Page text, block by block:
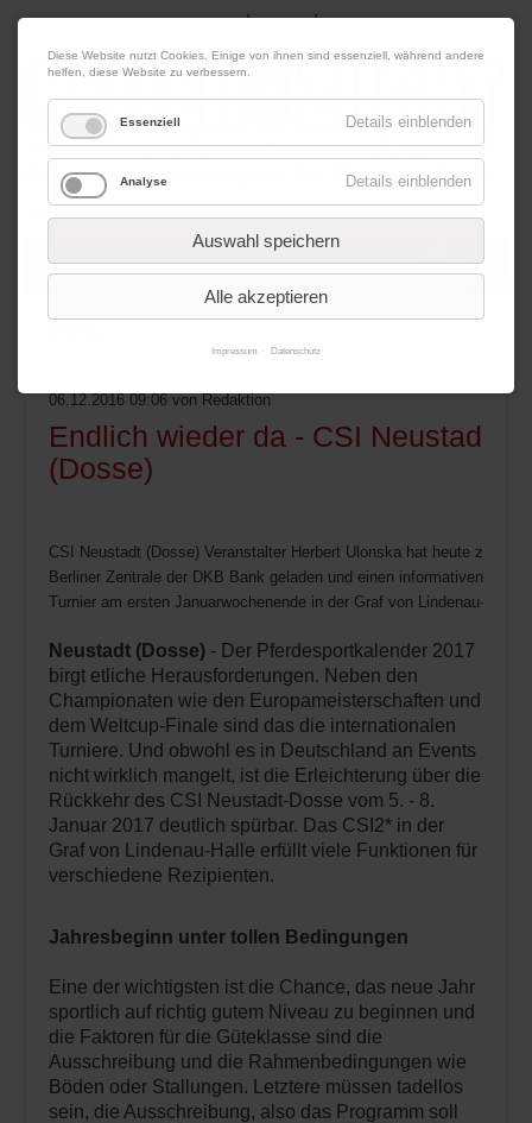
07. August 2026 Impressum|Kontakt|Datenschutz
Werbung
06.12.2016 09:06 von Redaktion
Endlich wieder da - CSI Neustad
(Dosse)
CSI Neustadt (Dosse) Veranstalter Herbert Ulonska hat heute zur
Berliner Zentrale der DKB Bank geladen und einen informativen
Turnier am ersten Januarwochenende in der Graf von Lindenau-Halle
Neustadt (Dosse) - Der Pferdesportkalender 2017
birgt etliche Herausforderungen. Neben den
Championaten wie den Europameisterschaften und
dem Weltcup-Finale sind das die internationalen
Turniere. Und obwohl es in Deutschland an Events
nicht wirklich mangelt, ist die Erleichterung über die
Rückkehr des CSI Neustadt-Dosse vom 5. - 8.
Januar 2017 deutlich spürbar. Das CSI2* in der
Graf von Lindenau-Halle erfüllt viele Funktionen für
verschiedene Rezipienten.
Jahresbeginn unter tollen Bedingungen
Eine der wichtigsten ist die Chance, das neue Jahr
sportlich auf richtig gutem Niveau zu beginnen und
die Faktoren für die Güteklasse sind die
Ausschreibung und die Rahmenbedingungen wie
Böden oder Stallungen. Letztere müssen tadellos
sein, die Ausschreibung, also das Programm soll
Diese Website nutzt Cookies. Einige von ihnen sind essenziell, während andere
helfen, diese Website zu verbessern.
Essenziell Details einblenden
Analyse Details einblenden
Auswahl speichern
Alle akzeptieren
Impressum Datenschutz